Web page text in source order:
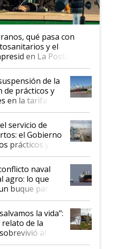
qué pasa con
y el
en La Posta
de la
de prácticos y
en la tarifa de
servicio de
el Gobierno
prácticos y
de
naval
agro: lo que
buque parado
que Argentina
sucio"
la vida":
de la
al